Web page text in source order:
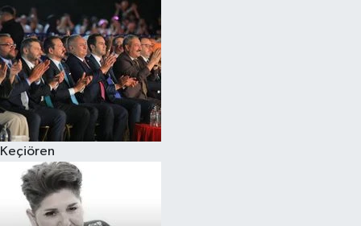
Keçiören
Kültür Sanat
Sağlık
Siyaset
Teknoloji
Televizyon